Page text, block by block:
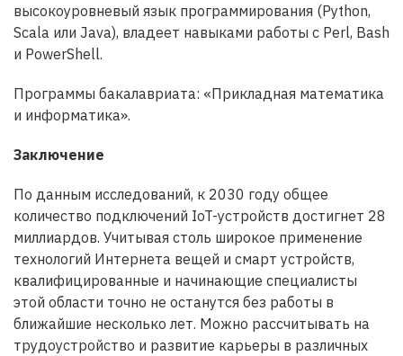
высокоуровневый язык программирования (Python,
Scala или Java), владеет навыками работы с Perl, Bash
и PowerShell.
Программы бакалавриата: «Прикладная математика
и информатика».
Заключение
По данным исследований, к 2030 году общее
количество подключений IoT-устройств достигнет 28
миллиардов. Учитывая столь широкое применение
технологий Интернета вещей и смарт устройств,
квалифицированные и начинающие специалисты
этой области точно не останутся без работы в
ближайшие несколько лет. Можно рассчитывать на
трудоустройство и развитие карьеры в различных